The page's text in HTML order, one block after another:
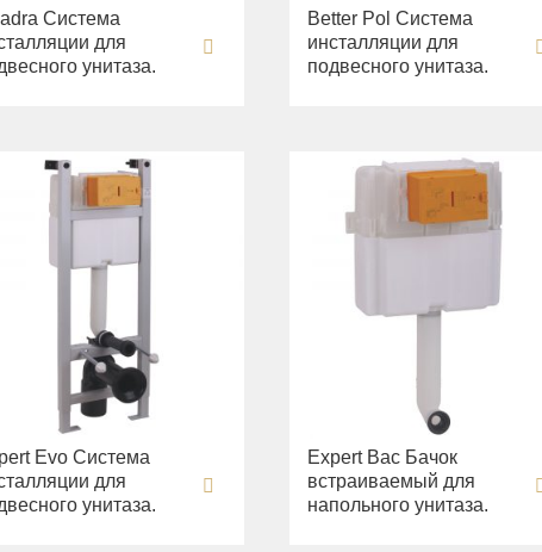
Система
для
унитаза.
Better Pol Система
инсталляции для
подвесного унитаза.
Evo Система
для
унитаза.
Expert Bac Бачок
встраиваемый для
напольного унитаза.